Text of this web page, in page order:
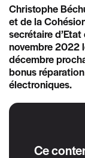
Christophe
et de la
secrétaire
novembre 2022
décembre
bonus
électroniques.
Ce